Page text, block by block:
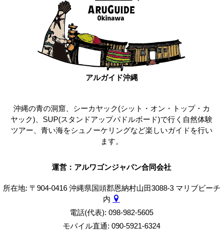
アルガイド沖縄
沖縄の青の洞窟、シーカヤック(シット・オン・トップ・カ
ヤック)、SUP(スタンドアップパドルボード)で行く自然体験
ツアー、青い海をシュノーケリングなど楽しいガイドを行い
ます。
運営：アルワゴンジャパン合同会社
所在地: 〒904-0416 沖縄県国頭郡恩納村山田3088-3 マリブビーチ
内
電話(代表): 098-982-5605
モバイル直通: 090-5921-6324